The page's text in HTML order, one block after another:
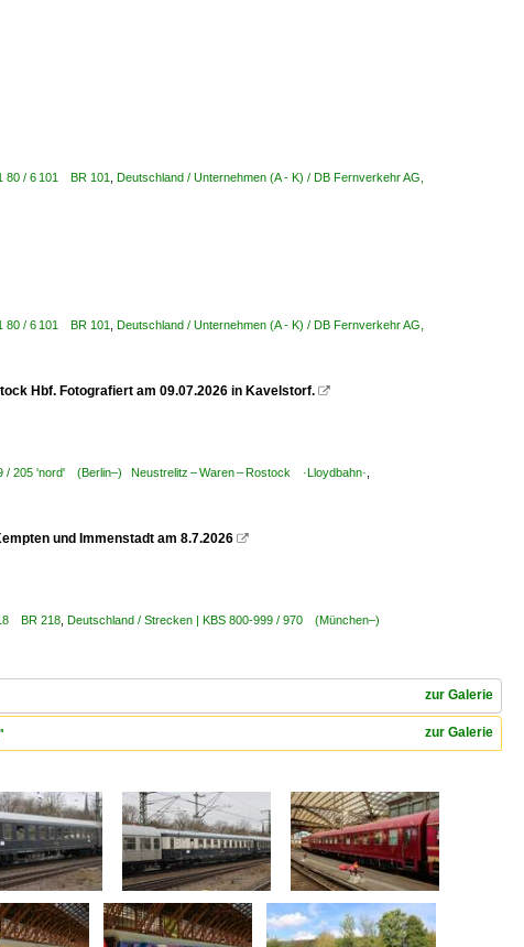
80 / 6 101 BR 101
Deutschland / Unternehmen (A - K) / DB Fernverkehr AG,
80 / 6 101 BR 101
Deutschland / Unternehmen (A - K) / DB Fernverkehr AG,
Hbf. Fotografiert am 09.07.2026 in Kavelstorf. 
/ 205 'nord' (Berlin–) Neustrelitz – Waren – Rostock ·Lloydbahn·
und Immenstadt am 8.7.2026 
BR 218 Deutschland / Strecken | KBS 800-999 / 970 (München–)
zur Galerie
zur Galerie